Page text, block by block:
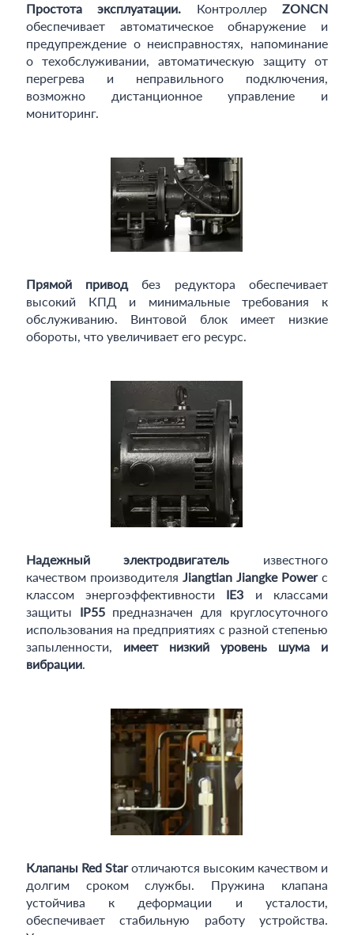
Простота эксплуатации. Контроллер ZONCN
обеспечивает автоматическое обнаружение и
предупреждение о неисправностях, напоминание
о техобслуживании, автоматическую защиту от
перегрева и неправильного подключения,
возможно дистанционное управление и
мониторинг.
Прямой приводбез редуктора обеспечивает
высокий КПД и минимальные требования к
обслуживанию. Винтовой блок имеет низкие
обороты, что увеличивает его ресурс.
Надежный электродвигатель известного
качеством производителя Jiangtian Jiangke Powerс
классом энергоэффективности IE3 и классами
защиты IP55предназначен для круглосуточного
использования на предприятиях с разной степенью
запыленности, имеет низкий уровень шума и
вибрации.
Клапаны Red Starотличаются высоким качеством и
долгим сроком службы. Пружина клапана
устойчива к деформации и усталости,
обеспечивает стабильную работу устройства.